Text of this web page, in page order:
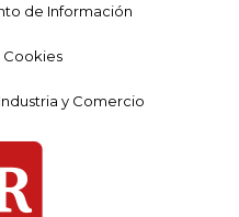
de Información
Cookies
y Comercio